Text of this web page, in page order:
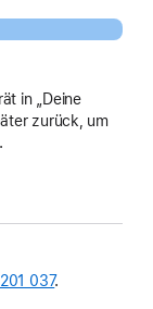
in „Deine
zurück, um
037.